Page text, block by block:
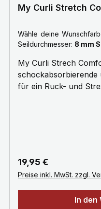
My Curli Stretch
Wähle deine
Seildurchmesser: 8 mm
My Curli Strech
schockabsorbierende
für ein Ruck- und
den besten Halt,
Kotbeutelspender
Sicherheitskarabiner
Weichspüler / Nicht
Gewicht 0.079 kg ·
Regulärer Preis:
19,95 €
Preise inkl. MwSt. zzgl.
In den